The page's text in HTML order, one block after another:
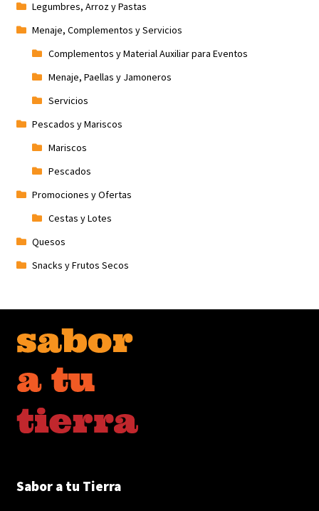
Legumbres, Arroz y Pastas
Menaje, Complementos y Servicios
Complementos y Material Auxiliar para Eventos
Menaje, Paellas y Jamoneros
Servicios
Pescados y Mariscos
Mariscos
Pescados
Promociones y Ofertas
Cestas y Lotes
Quesos
Snacks y Frutos Secos
Sabor a tu Tierra